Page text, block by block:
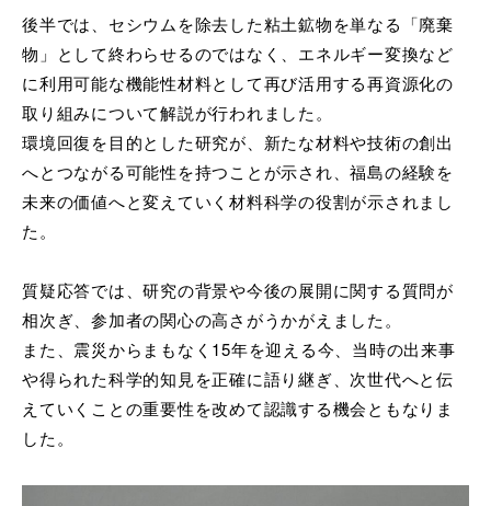
後半では、セシウムを除去した粘土鉱物を単なる「廃棄
物」 として終わらせるのではなく、 エネルギー変換など
に利用可能な機能性材料として再び活用する再資源化の
取り組みについて解説が行われました。
環境回復を目的とした研究が、 新たな材料や技術の創出
へとつながる可能性を持つことが示され、福島の経験を
未来の価値へと変えていく材料科学の役割が示されま し
た。
質疑応答では、研究の背景や今後の展開に関する質問が
相次ぎ、 参加者の関心の高さがうかがえました。
また、 震災からまもなく15年を迎える今、 当時の出来事
や得られた科学的知見を正確に語り継ぎ、 次世代へと伝
えていくことの重要性を改めて認識する機会ともなり ま
した。